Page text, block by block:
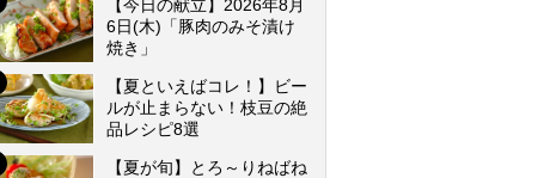
【今日の献立】2026年8月
6日(木)「豚肉のみそ漬け
焼き」
【夏といえばコレ！】ビー
ルが止まらない！枝豆の絶
品レシピ8選
【夏が旬】とろ～りねばね